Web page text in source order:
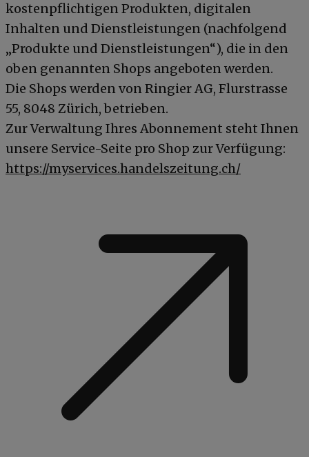
kostenpflichtigen Produkten, digitalen
Inhalten und Dienstleistungen (nachfolgend
„Produkte und Dienstleistungen“), die in den
oben genannten Shops angeboten werden.
Die Shops werden von Ringier AG, Flurstrasse
55, 8048 Zürich, betrieben.
Zur Verwaltung Ihres Abonnement steht Ihnen
unsere Service-Seite pro Shop zur Verfügung:
https://myservices.handelszeitung.ch/